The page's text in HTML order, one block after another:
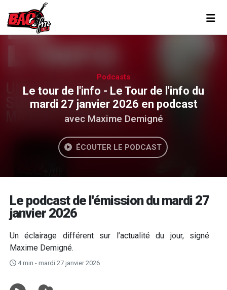
Podcasts
Le tour de l'info - Le Tour de l'info du
mardi 27 janvier 2026 en podcast
avec Maxime Demigné
ÉCOUTER LE PODCAST
Le podcast de l'émission du mardi 27
janvier 2026
Un éclairage différent sur l’actualité du jour, signé
Maxime Demigné.
4 min - mardi 27 janvier 2026